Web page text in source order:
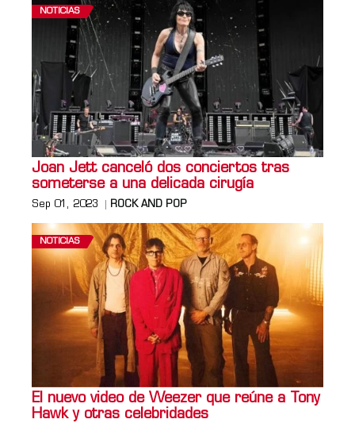
NOTICIAS
Joan Jett canceló dos conciertos tras
someterse a una delicada cirugía
Sep 01, 2023 ROCK AND POP
NOTICIAS
El nuevo video de Weezer que reúne a Tony
Hawk y otras celebridades